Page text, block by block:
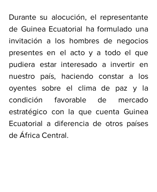
Durante su alocución, el representante
de Guinea Ecuatorial ha formulado una
invitación a los hombres de negocios
presentes en el acto y a todo el que
pudiera estar interesado a invertir en
nuestro país, haciendo constar a los
oyentes sobre el clima de paz y la
condición favorable de mercado
estratégico con la que cuenta Guinea
Ecuatorial a diferencia de otros países
de África Central.